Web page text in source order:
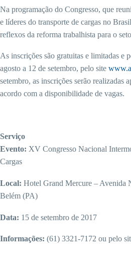
Na programação do Congresso, que
e líderes do transporte de cargas no
reflexos da reforma trabalhista para o
As inscrições são gratuitas e limitadas e
agosto a 12 de setembro, pelo site
setembro, as inscrições serão realizadas
acordo com a disponibilidade de vagas.
Serviço
Evento: XV Congresso Nacional
Cargas
Local: Hotel Grand Mercure – Avenida
Belém (PA)
Data: 15 de setembro de 2017
Informações: (61) 3321-7172 ou pelo